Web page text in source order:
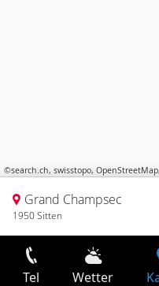
©search.ch, swisstopo, OpenStreetMap,
Grand Champsec
1950 Sitten
Tel Wetter